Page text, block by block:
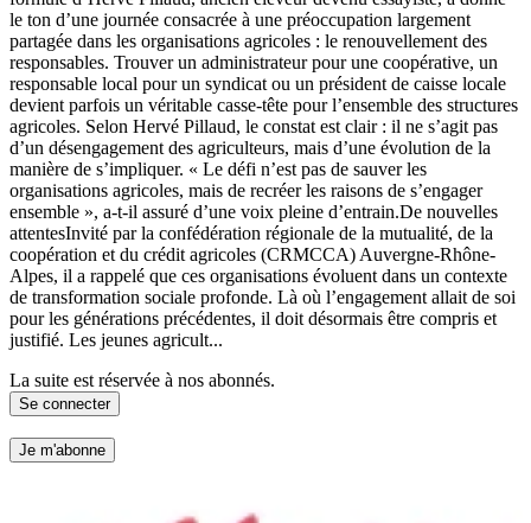
le ton d’une journée consacrée à une préoccupation largement
partagée dans les organisations agricoles : le renouvellement des
responsables. Trouver un administrateur pour une coopérative, un
responsable local pour un syndicat ou un président de caisse locale
devient parfois un véritable casse-tête pour l’ensemble des structures
agricoles. Selon Hervé Pillaud, le constat est clair : il ne s’agit pas
d’un désengagement des agriculteurs, mais d’une évolution de la
manière de s’impliquer. « Le défi n’est pas de sauver les
organisations agricoles, mais de recréer les raisons de s’engager
ensemble », a-t-il assuré d’une voix pleine d’entrain.De nouvelles
attentesInvité par la confédération régionale de la mutualité, de la
coopération et du crédit agricoles (CRMCCA) Auvergne-Rhône-
Alpes, il a rappelé que ces organisations évoluent dans un contexte
de transformation sociale profonde. Là où l’engagement allait de soi
pour les générations précédentes, il doit désormais être compris et
justifié. Les jeunes agricult...
La suite est réservée à nos abonnés.
Se connecter
Je m'abonne